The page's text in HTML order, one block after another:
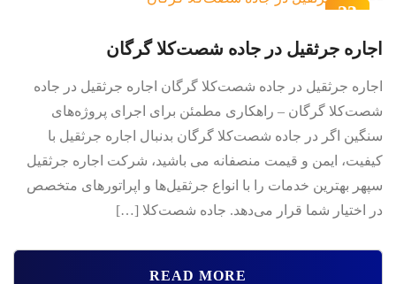
23
اجاره جرثقیل در جاده شصت‌کلا گرگان
اجاره جرثقیل در جاده شصت‌کلا گرگان اجاره جرثقیل در جاده
شصت‌کلا گرگان – راهکاری مطمئن برای اجرای پروژه‌های
سنگین اگر در جاده شصت‌کلا گرگان بدنبال اجاره جرثقیل با
کیفیت، ایمن و قیمت منصفانه می باشید، شرکت اجاره جرثقیل
سپهر بهترین خدمات را با انواع جرثقیل‌ها و اپراتورهای متخصص
در اختیار شما قرار می‌دهد. جاده شصت‌کلا […]
READ MORE